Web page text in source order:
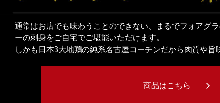
通常はお店でも味わうことのできない、まるでフォアグ
ーの刺身をご自宅でご堪能いただけます。
しかも日本3大地鶏の純系名古屋コーチンだから肉質や旨
商品はこちら